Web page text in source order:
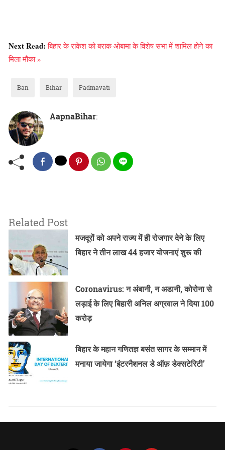
Next Read:बिहार के राकेश को बराक ओबामा के विशेष सभा में शामिल होने का
मिला मौका »
Ban Bihar Padmavati
AapnaBihar:
Related Post
मजदूरों को अपने राज्य में ही रोजगार देने के लिए
बिहार ने तीन लाख 44 हजार योजनाएं शुरू की
Coronavirus: न अंबानी, न अडानी, कोरोना से
लड़ाई के लिए बिहारी अनिल अग्रवाल ने दिया 100
करोड़
बिहार के महान गणितज्ञ बसंत सागर के सम्मान में
मनाया जायेगा ‘इंटरनैशनल डे ऑफ़ डेक्सटेरिटी’